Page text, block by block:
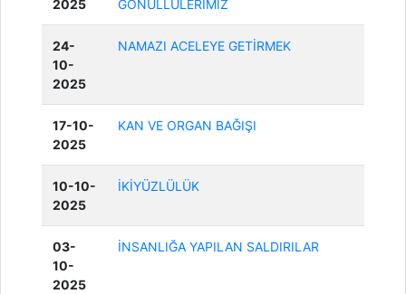
2025 GÖNÜLLÜLERİMİZ
24-
10-
2025
NAMAZI ACELEYE GETİRMEK
17-10-
2025
KAN VE ORGAN BAĞIŞI
10-10-
2025
İKİYÜZLÜLÜK
03-
10-
2025
İNSANLIĞA YAPILAN SALDIRILAR